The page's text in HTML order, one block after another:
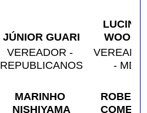
JÚNIOR GUARI
VEREADOR -
REPUBLICANOS
- MDB
MARINHO
NISHIYAMA